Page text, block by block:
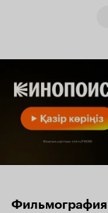
Фильмография